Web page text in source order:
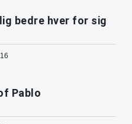
bedre hver for sig
Pablo